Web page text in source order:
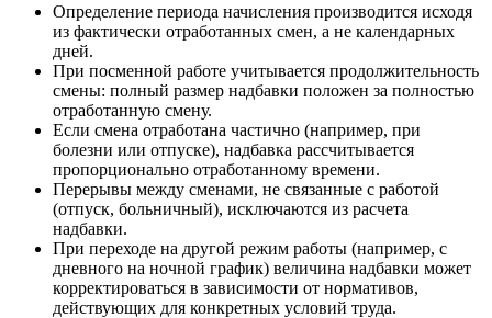
Определение периода начисления производится исходя
из фактически отработанных смен, а не календарных
дней.
При посменной работе учитывается продолжительность
смены: полный размер надбавки положен за полностью
отработанную смену.
Если смена отработана частично (например, при
болезни или отпуске), надбавка рассчитывается
пропорционально отработанному времени.
Перерывы между сменами, не связанные с работой
(отпуск, больничный), исключаются из расчета
надбавки.
При переходе на другой режим работы (например, с
дневного на ночной график) величина надбавки может
корректироваться в зависимости от нормативов,
действующих для конкретных условий труда.